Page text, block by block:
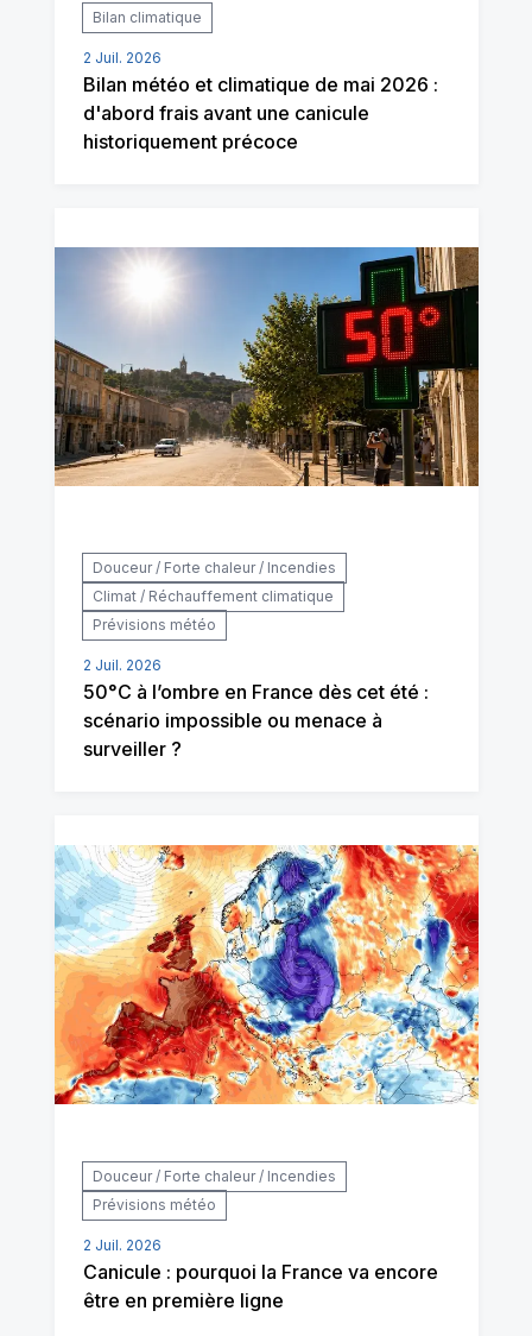
Bilan climatique
2 Juil. 2026
Bilan météo et climatique de mai 2026 :
d'abord frais avant une canicule
historiquement précoce
Douceur / Forte chaleur / Incendies
Climat / Réchauffement climatique
Prévisions météo
2 Juil. 2026
50°C à l’ombre en France dès cet été :
scénario impossible ou menace à
surveiller ?
Douceur / Forte chaleur / Incendies
Prévisions météo
2 Juil. 2026
Canicule : pourquoi la France va encore
être en première ligne